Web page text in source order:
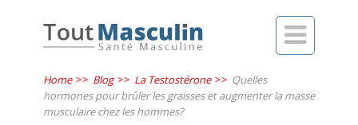

Home >> Blog >> La Testostérone >> Quelles
hormones pour brûler les graisses et augmenter la masse
musculaire chez les hommes?